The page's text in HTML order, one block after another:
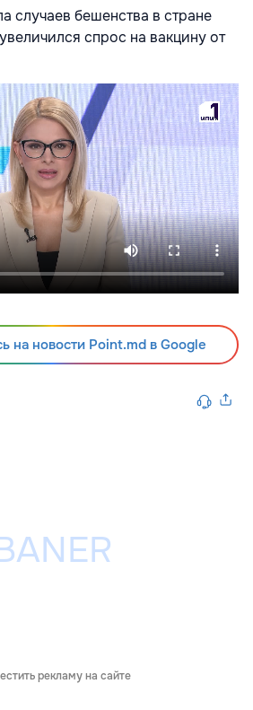
случаев бешенства в стране
спрос на вакцину от
на новости Point.md в Google
рекламу на сайте